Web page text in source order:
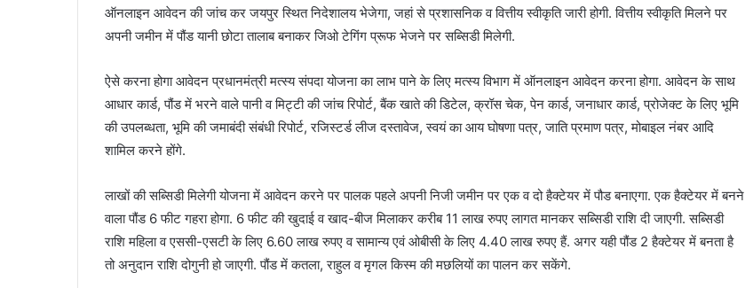
ऑनलाइन आवेदन की जांच कर जयपुर स्थित निदेशालय भेजेगा, जहां से प्रशासनिक व वित्तीय स्वीकृति जारी होगी. वित्तीय स्वीकृति मिलने पर
अपनी जमीन में पौंड यानी छोटा तालाब बनाकर जिओ टेगिंग प्रूफ भेजने पर सब्सिडी मिलेगी.
ऐसे करना होगा आवेदन प्रधानमंत्री मत्स्य संपदा योजना का लाभ पाने के लिए मत्स्य विभाग में ऑनलाइन आवेदन करना होगा. आवेदन के साथ
आधार कार्ड, पौंड में भरने वाले पानी व मिट्टी की जांच रिपोर्ट, बैंक खाते की डिटेल, क्रॉस चेक, पेन कार्ड, जनाधार कार्ड, प्रोजेक्ट के लिए भूमि
की उपलब्धता, भूमि की जमाबंदी संबंधी रिपोर्ट, रजिस्टर्ड लीज दस्तावेज, स्वयं का आय घोषणा पत्र, जाति प्रमाण पत्र, मोबाइल नंबर आदि
शामिल करने होंगे.
लाखों की सब्सिडी मिलेगी योजना में आवेदन करने पर पालक पहले अपनी निजी जमीन पर एक व दो हैक्टेयर में पौड बनाएगा. एक हैक्टेयर में बनने
वाला पौंड 6 फीट गहरा होगा. 6 फीट की खुदाई व खाद-बीज मिलाकर करीब 11 लाख रुपए लागत मानकर सब्सिडी राशि दी जाएगी. सब्सिडी
राशि महिला व एससी-एसटी के लिए 6.60 लाख रुपए व सामान्य एवं ओबीसी के लिए 4.40 लाख रुपए हैं. अगर यही पौंड 2 हैक्टेयर में बनता है
तो अनुदान राशि दोगुनी हो जाएगी. पौंड में कतला, राहुल व मृगल किस्म की मछलियों का पालन कर सकेंगे.